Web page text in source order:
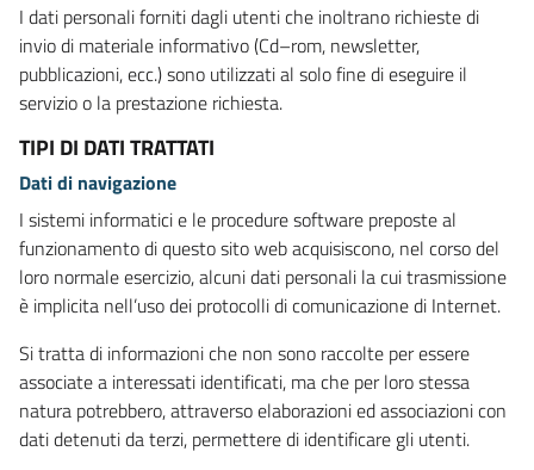
I dati personali forniti dagli utenti che inoltrano richieste di
invio di materiale informativo (Cd–rom, newsletter,
pubblicazioni, ecc.) sono utilizzati al solo fine di eseguire il
servizio o la prestazione richiesta.
TIPI DI DATI TRATTATI
Dati di navigazione
I sistemi informatici e le procedure software preposte al
funzionamento di questo sito web acquisiscono, nel corso del
loro normale esercizio, alcuni dati personali la cui trasmissione
è implicita nell’uso dei protocolli di comunicazione di Internet.
Si tratta di informazioni che non sono raccolte per essere
associate a interessati identificati, ma che per loro stessa
natura potrebbero, attraverso elaborazioni ed associazioni con
dati detenuti da terzi, permettere di identificare gli utenti.